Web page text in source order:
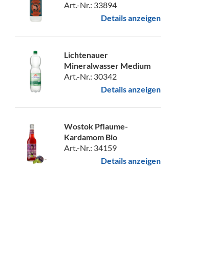
Art.-Nr.: 33894
Details anzeigen
Lichtenauer
Mineralwasser Medium
Art.-Nr.: 30342
Details anzeigen
Wostok Pflaume-
Kardamom Bio
Art.-Nr.: 34159
Details anzeigen